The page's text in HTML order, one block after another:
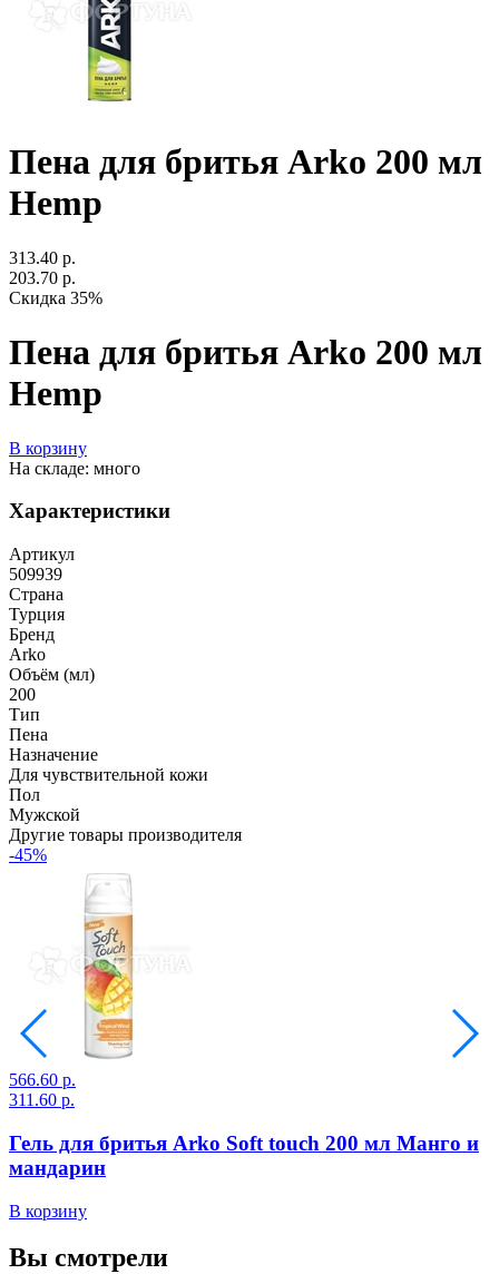
Пена для бритья Arko 200 мл
Hemp
313.40 р.
203.70 р.
Скидка 35%
Пена для бритья Arko 200 мл
Hemp
В корзину
На складе: много
Характеристики
Артикул
509939
Страна
Турция
Бренд
Arko
Объём (мл)
200
Тип
Пена
Назначение
Для чувствительной кожи
Пол
Мужской
Другие товары производителя
-45%
566.60 р.
311.60 р.
Гель для бритья Arko Soft touch 200 мл Манго и
мандарин
В корзину
Вы смотрели